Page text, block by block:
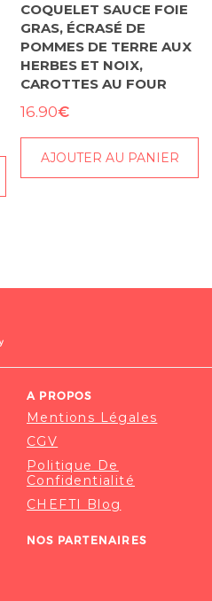
COQUELET SAUCE FOIE
GRAS, ÉCRASÉ DE
POMMES DE TERRE AUX
HERBES ET NOIX,
CAROTTES AU FOUR
16.90€
AJOUTER AU PANIER
A PROPOS
Mentions Légales
CGV
Politique De
Confidentialité
CHEFTI Blog
NOS PARTENAIRES